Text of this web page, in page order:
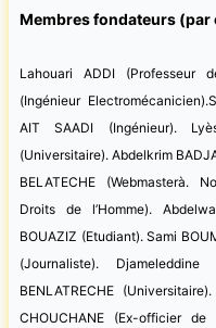
Membres fondateurs (par
Lahouari ADDI (Professeur
(Ingénieur
AIT SAADI (Ingénieur).
(Universitaire). Abdelkrim
BELATECHE (Webmasterà.
Droits de l’Homme).
BOUAZIZ (Etudiant). Sami
(Journaliste). Djameleddine
BENLATRECHE
CHOUCHANE (Ex-officier de